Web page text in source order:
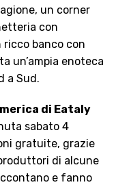
un corner
con
banco con
un’ampia enoteca
a Sud.
di Eataly
sabato 4
gratuite, grazie
di alcune
e fanno